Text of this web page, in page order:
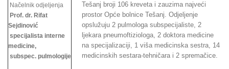
Načelnik odjeljenja
Prof. dr. Rifat
Sejdinović
specijalista interne
medicine,
subspec. pulmologije
Tešanj broji 106 kreveta i zauzima najveći
prostor Opće bolnice Tešanj. Odjeljenje
opslužuju 2 pulmologa subspecijaliste, 2
ljekara pneumoftiziologa, 2 doktora medicine
na specijalizaciji, 1 viša medicinska sestra, 14
medicinskih sestara-tehničara i 2 spremačice.